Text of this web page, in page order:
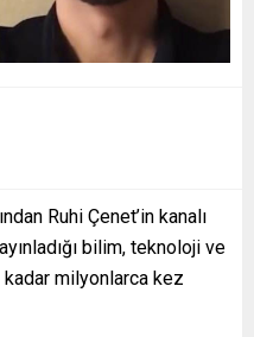
Ruhi Çenet’in kanalı
bilim, teknoloji ve
milyonlarca kez